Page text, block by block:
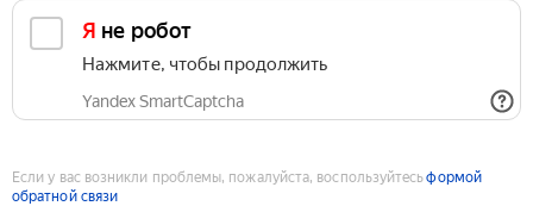
Я не робот
Нажмите, чтобы продолжить
Yandex SmartCaptcha
Если у вас возникли проблемы, пожалуйста, воспользуйтесьформой
обратной связи